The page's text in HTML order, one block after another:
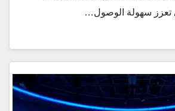
تعزز سهولة الوصول…